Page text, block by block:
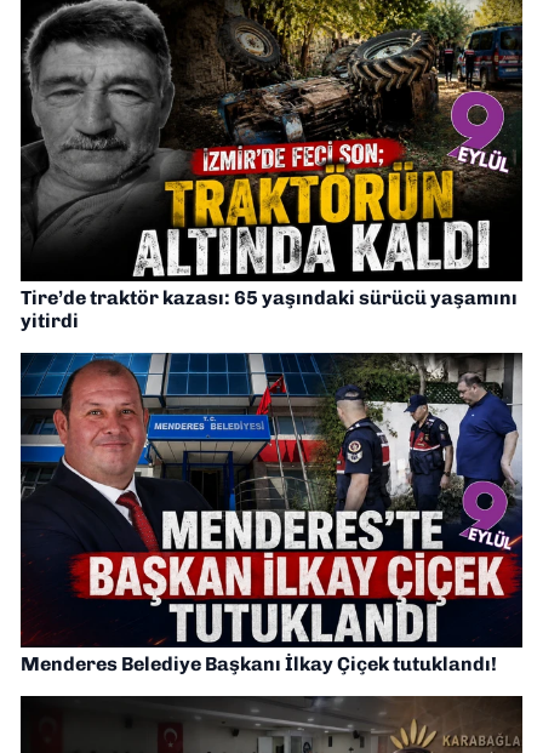
Tire’de traktör kazası: 65 yaşındaki sürücü yaşamını
yitirdi
Menderes Belediye Başkanı İlkay Çiçek tutuklandı!